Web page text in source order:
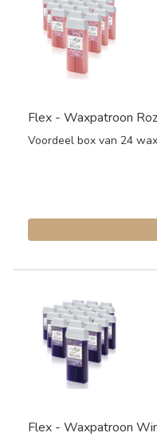
Flex - Waxpatroon
Voordeel box van 24
Flex - Waxpatroon